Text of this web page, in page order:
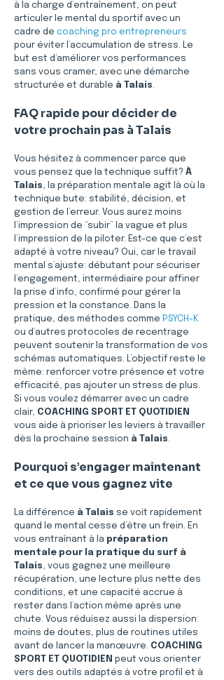
à la charge d’entraînement, on peut
articuler le mental du sportif avec un
cadre de coaching pro entrepreneurs
pour éviter l’accumulation de stress. Le
but est d’améliorer vos performances
sans vous cramer, avec une démarche
structurée et durable à Talais.
FAQ rapide pour décider de
votre prochain pas à Talais
Vous hésitez à commencer parce que
vous pensez que la technique suffit? À
Talais, la préparation mentale agit là où la
technique bute: stabilité, décision, et
gestion de l’erreur. Vous aurez moins
l’impression de “subir” la vague et plus
l’impression de la piloter. Est-ce que c’est
adapté à votre niveau? Oui, car le travail
mental s’ajuste: débutant pour sécuriser
l’engagement, intermédiaire pour affiner
la prise d’info, confirmé pour gérer la
pression et la constance. Dans la
pratique, des méthodes comme PSYCH-K
ou d’autres protocoles de recentrage
peuvent soutenir la transformation de vos
schémas automatiques. L’objectif reste le
même: renforcer votre présence et votre
efficacité, pas ajouter un stress de plus.
Si vous voulez démarrer avec un cadre
clair, COACHING SPORT ET QUOTIDIEN
vous aide à prioriser les leviers à travailler
dès la prochaine session à Talais.
Pourquoi s’engager maintenant
et ce que vous gagnez vite
La différence à Talais se voit rapidement
quand le mental cesse d’être un frein. En
vous entraînant à la préparation
mentale pour la pratique du surf à
Talais, vous gagnez une meilleure
récupération, une lecture plus nette des
conditions, et une capacité accrue à
rester dans l’action même après une
chute. Vous réduisez aussi la dispersion:
moins de doutes, plus de routines utiles
avant de lancer la manœuvre. COACHING
SPORT ET QUOTIDIEN peut vous orienter
vers des outils adaptés à votre profil et à